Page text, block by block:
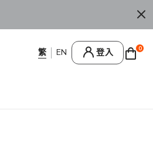
香 港 / 澳 門 訂 單 滿
登入 0